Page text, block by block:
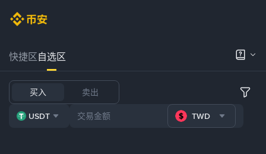
快捷区自选区
买入 卖出
USDT TWD